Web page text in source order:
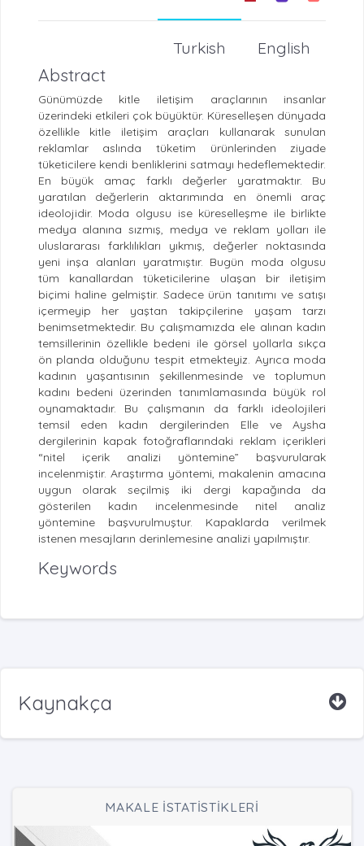
English
Turkish
Abstract
Günümüzde kitle iletişim araçlarının insanlar
üzerindeki etkileri çok büyüktür. Küreselleşen dünyada
özellikle kitle iletişim araçları kullanarak sunulan
reklamlar aslında tüketim ürünlerinden ziyade
tüketicilere kendi benliklerini satmayı hedeflemektedir.
En büyük amaç farklı değerler yaratmaktır. Bu
yaratılan değerlerin aktarımında en önemli araç
ideolojidir. Moda olgusu ise küreselleşme ile birlikte
medya alanına sızmış, medya ve reklam yolları ile
uluslararası farklılıkları yıkmış, değerler noktasında
yeni inşa alanları yaratmıştır. Bugün moda olgusu
tüm kanallardan tüketicilerine ulaşan bir iletişim
biçimi haline gelmiştir. Sadece ürün tanıtımı ve satışı
içermeyip her yaştan takipçilerine yaşam tarzı
benimsetmektedir. Bu çalışmamızda ele alınan kadın
temsillerinin özellikle bedeni ile görsel yollarla sıkça
ön planda olduğunu tespit etmekteyiz. Ayrıca moda
kadının yaşantısının şekillenmesinde ve toplumun
kadını bedeni üzerinden tanımlamasında büyük rol
oynamaktadır. Bu çalışmanın da farklı ideolojileri
temsil eden kadın dergilerinden Elle ve Aysha
dergilerinin kapak fotoğraflarındaki reklam içerikleri
“nitel içerik analizi yöntemine” başvurularak
incelenmiştir. Araştırma yöntemi, makalenin amacına
uygun olarak seçilmiş iki dergi kapağında da
gösterilen kadın incelenmesinde nitel analiz
yöntemine başvurulmuştur. Kapaklarda verilmek
istenen mesajların derinlemesine analizi yapılmıştır.
Keywords
Kaynakça
MAKALE İSTATİSTİKLERİ